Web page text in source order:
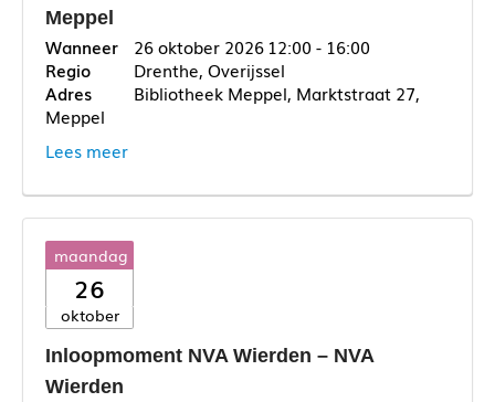
Meppel
26 oktober 2026 12:00 - 16:00
Drenthe, Overijssel
Bibliotheek Meppel, Marktstraat 27,
Meppel
Lees meer
maandag
26
oktober
Inloopmoment NVA Wierden – NVA
Wierden